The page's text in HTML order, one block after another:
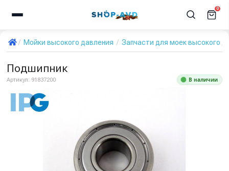
0
Мойки высокого давления Запчасти для моек высокого
Подшипник
Артикул: 91837200 В наличии